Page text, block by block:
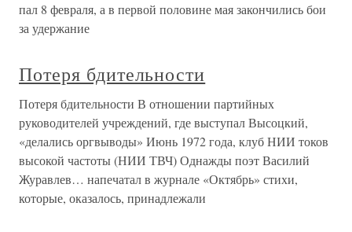
пал 8 февраля, а в первой половине мая закончились бои
за удержание
Потеря бдительности
Потеря бдительности В отношении партийных
руководителей учреждений, где выступал Высоцкий,
«делались оргвыводы» Июнь 1972 года, клуб НИИ токов
высокой частоты (НИИ ТВЧ) Однажды поэт Василий
Журавлев… напечатал в журнале «Октябрь» стихи,
которые, оказалось, принадлежали